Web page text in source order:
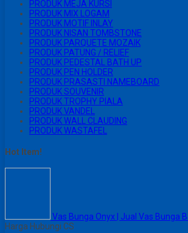
PRODUK MEJA KURSI
PRODUK MIX LOGAM
PRODUK MOTIF INLAY
PRODUK NISAN TOMBSTONE
PRODUK PARQUETE MOZAIK
PRODUK PATUNG / RELIEF
PRODUK PEDESTAL BATH UP
PRODUK PEN HOLDER
PRODUK PRASASTI NAMEBOARD
PRODUK SOUVENIR
PRODUK TROPHY PIALA
PRODUK VANDEL
PRODUK WALL CLAUDING
PRODUK WASTAFEL
Hot Item!
Vas Bunga Onyx | Jual Vas Bunga
Harga Hubungi CS